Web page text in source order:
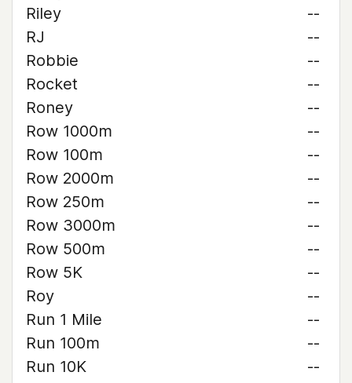
Riley
--
RJ
--
Robbie
--
Rocket
--
Roney
--
Row 1000m
--
Row 100m
--
Row 2000m
--
Row 250m
--
Row 3000m
--
Row 500m
--
Row 5K
--
Roy
--
Run 1 Mile
--
Run 100m
--
Run 10K
--